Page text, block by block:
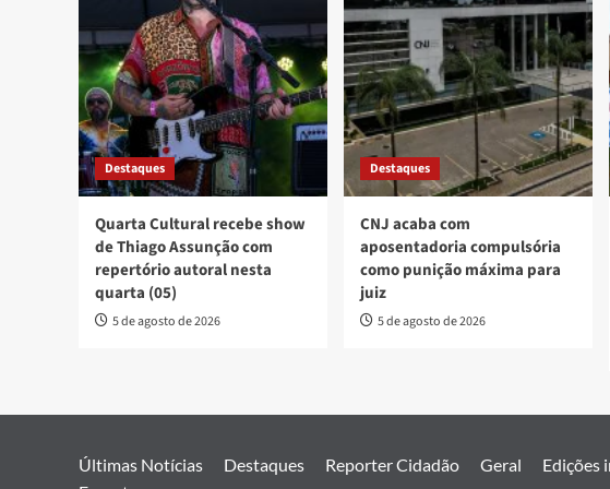
Destaques
Quarta Cultural recebe show
de Thiago Assunção com
repertório autoral nesta
quarta (05)
5 de agosto de 2026
Destaques
CNJ acaba com
aposentadoria compulsória
como punição máxima para
juiz
5 de agosto de 2026
Últimas Notícias Destaques Reporter Cidadão Geral Edições